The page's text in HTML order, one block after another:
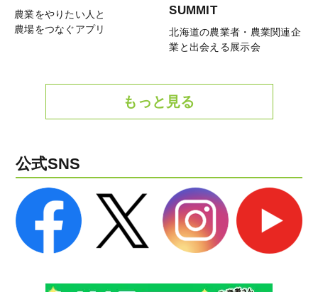
農業をやりたい人と
農場をつなぐアプリ
SUMMIT
北海道の農業者・農業関連企
業と出会える展示会
もっと見る
公式SNS